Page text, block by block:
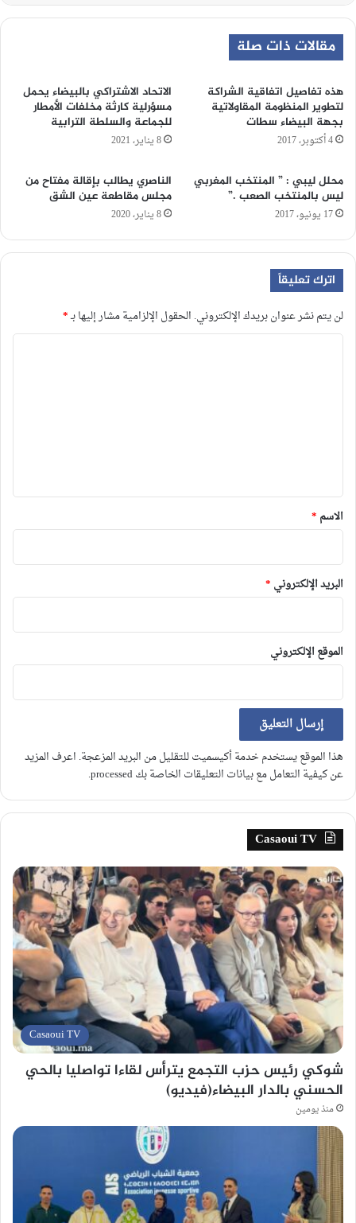
مقالات ذات صلة
هذه تفاصيل اتفاقية الشراكة
لتطوير المنظومة المقاولاتية
بجهة البيضاء سطات
4 أكتوبر، 2017
الاتحاد الاشتراكي بالبيضاء يحمل
مسؤرلية كارثة مخلفات الأمطار
للجماعة والسلطة الترابية
8 يناير، 2021
محلل ليبي : ” المنتخب المغربي
ليس بالمنتخب الصعب .”
17 يونيو، 2017
الناصري يطالب بإقالة مفتاح من
مجلس مقاطعة عين الشق
8 يناير، 2020
اترك تعليقاً
لن يتم نشر عنوان بريدك الإلكتروني. الحقول الإلزامية مشار إليها بـ*
*
الاسم *
البريد الإلكتروني *
الموقع الإلكتروني
هذا الموقع يستخدم خدمة أكيسميت للتقليل من البريد المزعجة. اعرف المزيد
عن كيفية التعامل مع بيانات التعليقات الخاصة بك processed
.
Casaoui TV
Casaoui TV
شوكي رئيس حزب التجمع يترأس لقاءا تواصليا بالحي
الحسني بالدار البيضاء(فيديو)
منذ يومين